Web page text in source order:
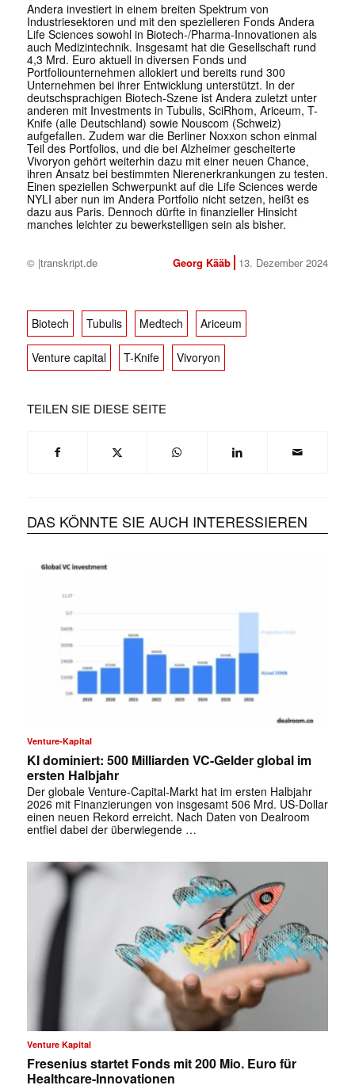
Andera investiert in einem breiten Spektrum von
Industriesektoren und mit den spezielleren Fonds Andera
Life Sciences sowohl in Biotech-/Pharma-Innovationen als
auch Medizintechnik. Insgesamt hat die Gesellschaft rund
4,3 Mrd. Euro aktuell in diversen Fonds und
Portfoliounternehmen allokiert und bereits rund 300
Unternehmen bei ihrer Entwicklung unterstützt. In der
deutschsprachigen Biotech-Szene ist Andera zuletzt unter
anderen mit Investments in Tubulis, SciRhom, Ariceum, T-
Knife (alle Deutschland) sowie Nouscom (Schweiz)
aufgefallen. Zudem war die Berliner Noxxon schon einmal
Teil des Portfolios, und die bei Alzheimer gescheiterte
Vivoryon gehört weiterhin dazu mit einer neuen Chance,
ihren Ansatz bei bestimmten Nierenerkrankungen zu testen.
Einen speziellen Schwerpunkt auf die Life Sciences werde
NYLI aber nun im Andera Portfolio nicht setzen, heißt es
dazu aus Paris. Dennoch dürfte in finanzieller Hinsicht
manches leichter zu bewerkstelligen sein als bisher.
© |transkript.de Georg Kääb 13. Dezember 2024
Biotech Tubulis Medtech Ariceum
Venture capital T-Knife Vivoryon
TEILEN SIE DIESE SEITE
DAS KÖNNTE SIE AUCH INTERESSIEREN
Venture-Kapital
KI dominiert: 500 Milliarden VC-Gelder global im
ersten Halbjahr
Der globale Venture-Capital-Markt hat im ersten Halbjahr
2026 mit Finanzierungen von insgesamt 506 Mrd. US-Dollar
einen neuen Rekord erreicht. Nach Daten von Dealroom
entfiel dabei der überwiegende …
Venture Kapital
Fresenius startet Fonds mit 200 Mio. Euro für
Healthcare-Innovationen